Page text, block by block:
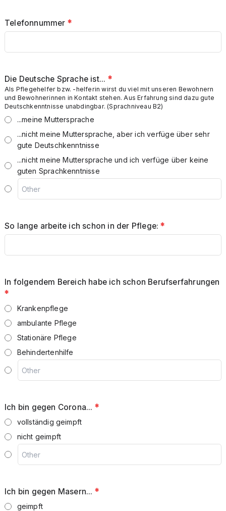
Telefonnummer *
Die Deutsche Sprache ist... *
Als Pflegehelfer bzw. -helferin wirst du viel mit unseren Bewohnern
und Bewohnerinnen in Kontakt stehen. Aus Erfahrung sind dazu gute
Deutschkenntnisse unabdingbar. (Sprachniveau B2)
...meine Muttersprache
...nicht meine Muttersprache, aber ich verfüge über sehr
gute Deutschkenntnisse
...nicht meine Muttersprache und ich verfüge über keine
guten Sprachkenntnisse
So lange arbeite ich schon in der Pflege:*
In folgendem Bereich habe ich schon Berufserfahrungen
*
Krankenpflege
ambulante Pflege
Stationäre Pflege
Behindertenhilfe
Ich bin gegen Corona... *
vollständig geimpft
nicht geimpft
Ich bin gegen Masern... *
geimpft